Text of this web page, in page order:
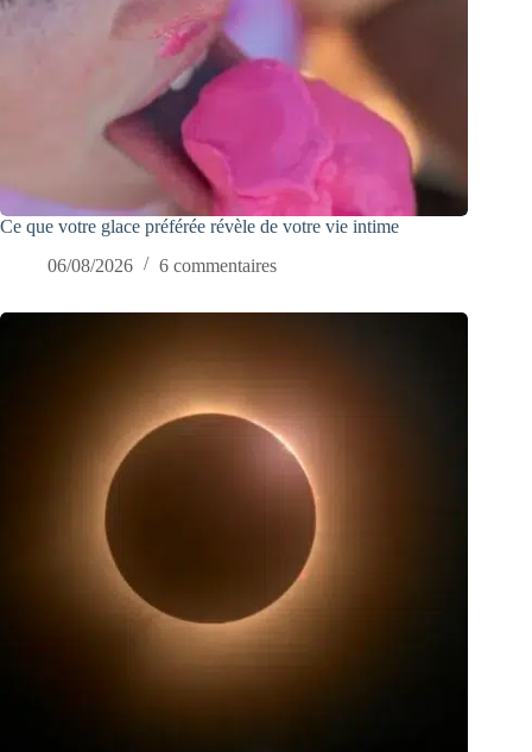
Ce que votre glace préférée révèle de votre vie intime
06/08/2026
6 commentaires